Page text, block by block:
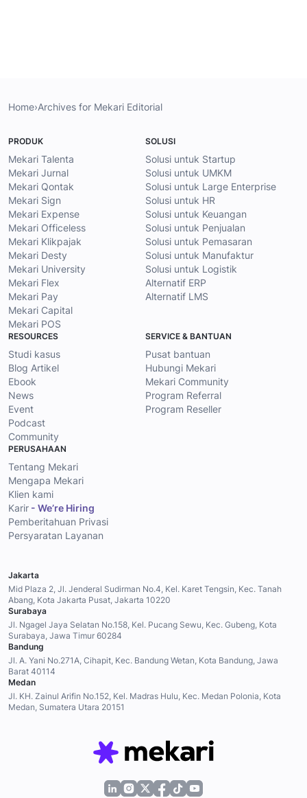
Home›Archives for Mekari Editorial
PRODUK
Mekari Talenta
Mekari Jurnal
Mekari Qontak
Mekari Sign
Mekari Expense
Mekari Officeless
Mekari Klikpajak
Mekari Desty
Mekari University
Mekari Flex
Mekari Pay
Mekari Capital
Mekari POS
SOLUSI
Solusi untuk Startup
Solusi untuk UMKM
Solusi untuk Large Enterprise
Solusi untuk HR
Solusi untuk Keuangan
Solusi untuk Penjualan
Solusi untuk Pemasaran
Solusi untuk Manufaktur
Solusi untuk Logistik
Alternatif ERP
Alternatif LMS
RESOURCES
Studi kasus
Blog Artikel
Ebook
News
Event
Podcast
Community
SERVICE & BANTUAN
Pusat bantuan
Hubungi Mekari
Mekari Community
Program Referral
Program Reseller
PERUSAHAAN
Tentang Mekari
Mengapa Mekari
Klien kami
Karir - We’re Hiring
Pemberitahuan Privasi
Persyaratan Layanan
Jakarta
Mid Plaza 2, Jl. Jenderal Sudirman No.4, Kel. Karet Tengsin, Kec. Tanah
Abang, Kota Jakarta Pusat, Jakarta 10220
Surabaya
Jl. Ngagel Jaya Selatan No.158, Kel. Pucang Sewu, Kec. Gubeng, Kota
Surabaya, Jawa Timur 60284
Bandung
Jl. A. Yani No.271A, Cihapit, Kec. Bandung Wetan, Kota Bandung, Jawa
Barat 40114
Medan
Jl. KH. Zainul Arifin No.152, Kel. Madras Hulu, Kec. Medan Polonia, Kota
Medan, Sumatera Utara 20151